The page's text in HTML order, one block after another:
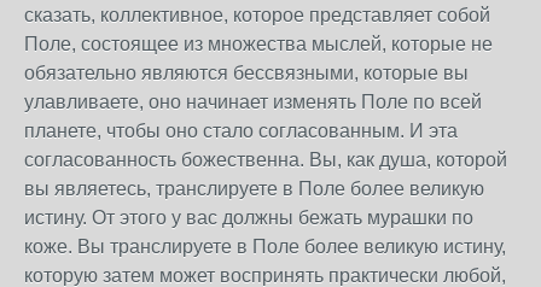
сказать, коллективное, которое представляет собой
Поле, состоящее из множества мыслей, которые не
обязательно являются бессвязными, которые вы
улавливаете, оно начинает изменять Поле по всей
планете, чтобы оно стало согласованным. И эта
согласованность божественна. Вы, как душа, которой
вы являетесь, транслируете в Поле более великую
истину. От этого у вас должны бежать мурашки по
коже. Вы транслируете в Поле более великую истину,
которую затем может воспринять практически любой,